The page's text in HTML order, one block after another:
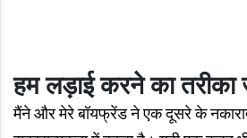
हम लड़ाई करने का तरीका
मैंने और मेरे बॉयफ्रेंड ने एक दूसरे के